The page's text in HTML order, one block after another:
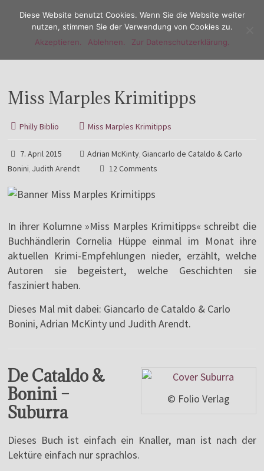
Menu
Miss Marples Krimitipps
Philly Biblio Miss Marples Krimitipps
7. April 2015 Adrian McKinty,Giancarlo de Cataldo & Carlo
Bonini, Judith Arendt 12 Comments
In ihrer Kolumne »Miss Marples Krimitipps« schreibt die
Buchhändlerin Cornelia Hüppe einmal im Monat ihre
aktuellen Krimi-Empfehlungen nieder, erzählt, welche
Autoren sie begeistert, welche Geschichten sie
fasziniert haben.
Dieses Mal mit dabei: Giancarlo de Cataldo & Carlo
Bonini, Adrian McKinty und Judith Arendt.
© Folio Verlag
De Cataldo &
Bonini –
Suburra
Dieses Buch ist einfach ein Knaller, man ist nach der
Lektüre einfach nur sprachlos.
Diese Website benutzt Cookies. Wenn Sie die Website weiter
nutzen, stimmen Sie der Verwendung von Cookies zu.
Akzeptieren.
Ablehnen. Zur Datenschutzerklärung.